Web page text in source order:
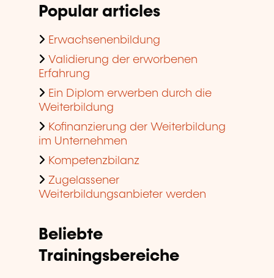
Popular articles
Erwachsenenbildung
Validierung der erworbenen
Erfahrung
Ein Diplom erwerben durch die
Weiterbildung
Kofinanzierung der Weiterbildung
im Unternehmen
Kompetenzbilanz
Zugelassener
Weiterbildungsanbieter werden
Beliebte
Trainingsbereiche